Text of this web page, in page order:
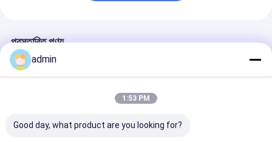
প্রস্তাবিত পণ্য
admin
1:53 PM
Good day, what product are you looking for?